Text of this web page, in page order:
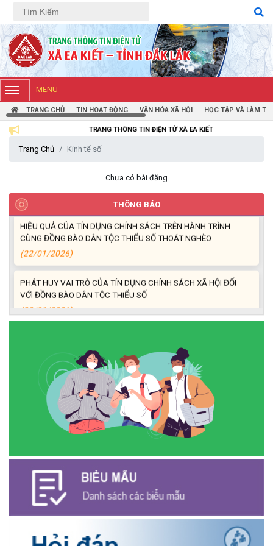
Tiếng Việt Tiếng Anh
MENU
TRANG CHỦ TIN HOẠT ĐỘNG VĂN HÓA XÃ HỘI HỌC TẬP VÀ LÀM
TRANG THÔNG TIN ĐIỆN TỬ XÃ EA KIẾT
Trang Chủ Kinh tế số
Chưa có bài đăng
THÔNG BÁO
Thông báo mời báo giá chỉnh lý hồ sơ tại Văn phòng Đảng ủy xã
Ea Kiết
(23/04/2026)
NIỀM VUI CỦA NGƯỜI DÂN ĐỐI VỚI CHƯƠNG TRÌNH TÍN DỤNG
(26/03/2026)
HIỆU QUẢ TỪ NGUỒN VỐN VAY GIẢI QUYẾT VIỆC LÀM
(26/02/2026)
HIỆU QUẢ CỦA TÍN DỤNG CHÍNH SÁCH TRÊN HÀNH TRÌNH
CÙNG ĐỒNG BÀO DÂN TỘC THIỂU SỐ THOÁT NGHÈO
(22/01/2026)
PHÁT HUY VAI TRÒ CỦA TÍN DỤNG CHÍNH SÁCH XÃ HỘI ĐỐI
VỚI ĐỒNG BÀO DÂN TỘC THIỂU SỐ
(22/01/2026)
(22/12/2025)
Tấm gương Hội nông dân xã Ea Kiết vươn lên nhờ nguồn vốn vay
(18/12/2025)
giám sát nhằm nâng cao chất lượng tín dụng chính sách
(16/12/2025)
Hội Cựu chiến binh xã Ea Kiết tăng cường công tác kiểm tra,
giám sát nhằm nâng cao chất lượng tín dụng chính sách
(26/11/2025)